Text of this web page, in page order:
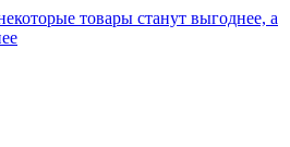
товары станут выгоднее, а